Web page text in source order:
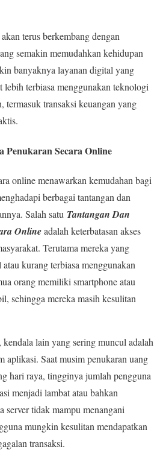
terus berkembang dengan
semakin memudahkan kehidupan
banyaknya layanan digital yang
lebih terbiasa menggunakan teknologi
termasuk transaksi keuangan yang
Penukaran Secara Online
online menawarkan kemudahan bagi
berbagai tantangan dan
Salah satu Tantangan Dan
Onlineadalah keterbatasan akses
Terutama mereka yang
kurang terbiasa menggunakan
orang memiliki smartphone atau
sehingga mereka masih kesulitan
kendala lain yang sering muncul adalah
aplikasi. Saat musim penukaran uang
hari raya, tingginya jumlah pengguna
menjadi lambat atau bahkan
server tidak mampu menangani
mungkin kesulitan mendapatkan
transaksi.